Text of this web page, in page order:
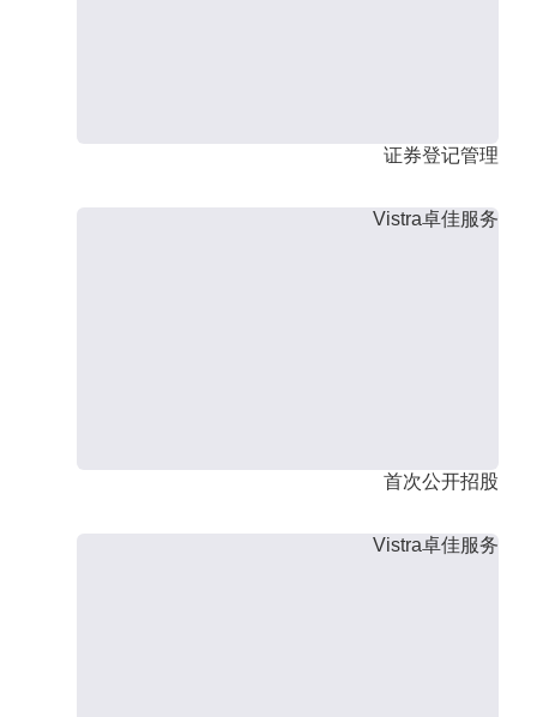
证券登记管理
Vistra卓佳服务
首次公开招股
Vistra卓佳服务